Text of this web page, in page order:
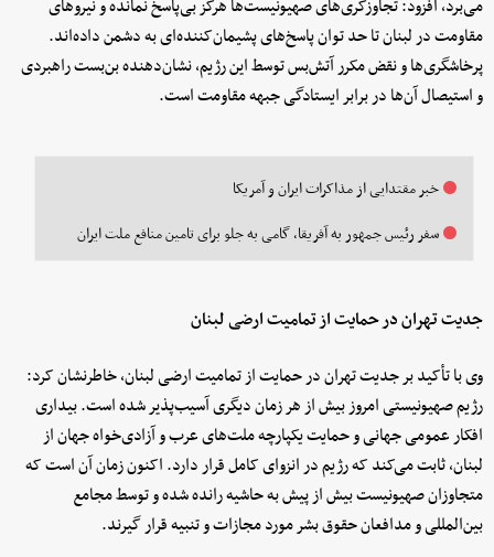
می‌برد، افزود: تجاوزگری‌های صهیونیست‌ها هرگز بی‌پاسخ نمانده و نیروهای
مقاومت در لبنان تا حد توان پاسخ‌های پشیمان‌کننده‌ای به دشمن داده‌اند.
پرخاشگری‌ها و نقض مکرر آتش‌بس توسط این رژیم، نشان‌دهنده بن‌بست راهبردی
و استیصال آن‌ها در برابر ایستادگی جبهه مقاومت است.
خبر مقتدایی از مذاکرات ایران و آمریکا
سفر رئیس جمهور به آفریقا، گامی به جلو برای تامین منافع ملت ایران
جدیت تهران در حمایت از تمامیت ارضی لبنان
وی با تأکید بر جدیت تهران در حمایت از تمامیت ارضی لبنان، خاطرنشان کرد:
رژیم صهیونیستی امروز بیش از هر زمان دیگری آسیب‌پذیر شده است. بیداری
افکار عمومی جهانی و حمایت یکپارچه ملت‌های عرب و آزادی‌خواه جهان از
لبنان، ثابت می‌کند که رژیم در انزوای کامل قرار دارد. اکنون زمان آن است که
متجاوزان صهیونیست بیش از پیش به حاشیه رانده شده و توسط مجامع
بین‌المللی و مدافعان حقوق بشر مورد مجازات و تنبیه قرار گیرند.